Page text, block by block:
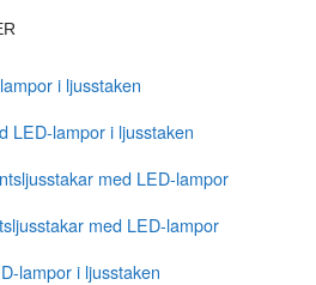
i ljusstaken
LED-lampor i ljusstaken
med LED-lampor
med LED-lampor
lampor i ljusstaken